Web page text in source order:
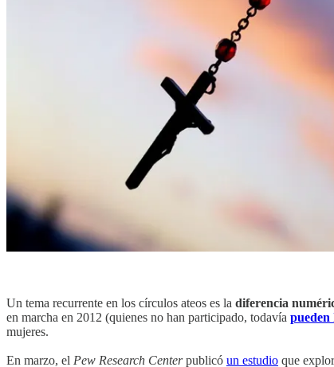
Un tema recurrente en los círculos ateos es la diferencia
en marcha en 2012 (quienes no han participado, todavía pueden
mujeres.
En marzo, el Pew Research Centerpublicó un estudio que